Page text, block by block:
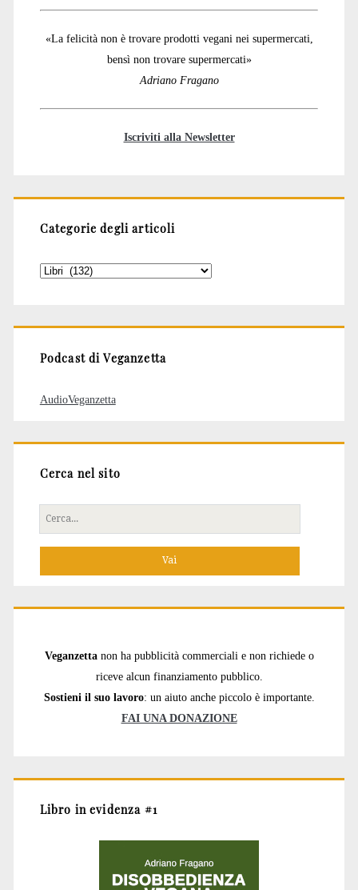
«La felicità non è trovare prodotti vegani nei supermercati,
bensì non trovare supermercati»
Adriano Fragano
Iscriviti alla Newsletter
Categorie degli articoli
Categorie
Podcast di Veganzetta
AudioVeganzetta
Cerca nel sito
Cerca
per:
Veganzetta non ha pubblicità commerciali e non richiede o
riceve alcun finanziamento pubblico.
Sostieni il suo lavoro: un aiuto anche piccolo è importante.
FAI UNA DONAZIONE
Libro in evidenza #1